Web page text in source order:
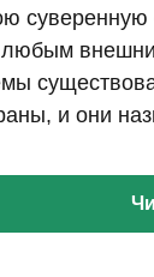
и они